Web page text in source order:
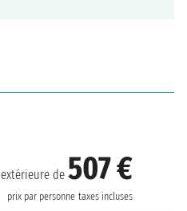
extérieure de507 €
prix par personne taxes incluses